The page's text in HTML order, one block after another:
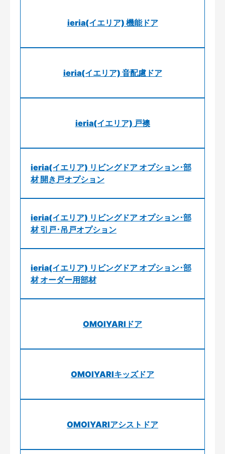
ieria(イエリア) 機能ドア
ieria(イエリア) 音配慮ドア
ieria(イエリア) 戸襖
ieria(イエリア) リビングドア オプション･部
材 開き戸オプション
ieria(イエリア) リビングドア オプション･部
材 引戸･吊戸オプション
ieria(イエリア) リビングドア オプション･部
材 オーダー用部材
OMOIYARIドア
OMOIYARIキッズドア
OMOIYARIアシストドア